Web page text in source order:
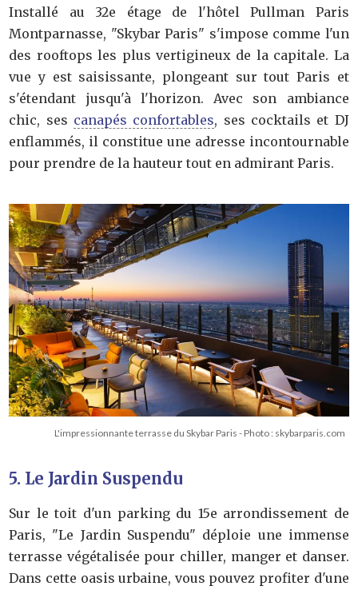
Installé au 32e étage de l'hôtel Pullman Paris
Montparnasse, "Skybar Paris" s'impose comme l'un
des rooftops les plus vertigineux de la capitale. La
vue y est saisissante, plongeant sur tout Paris et
s'étendant jusqu'à l'horizon. Avec son ambiance
chic, ses canapés confortables, ses cocktails et DJ
enflammés, il constitue une adresse incontournable
pour prendre de la hauteur tout en admirant Paris.
L'impressionnante terrasse du Skybar Paris - Photo : skybarparis.com
5. Le Jardin Suspendu
Sur le toit d'un parking du 15e arrondissement de
Paris, "Le Jardin Suspendu" déploie une immense
terrasse végétalisée pour chiller, manger et danser.
Dans cette oasis urbaine, vous pouvez profiter d'une